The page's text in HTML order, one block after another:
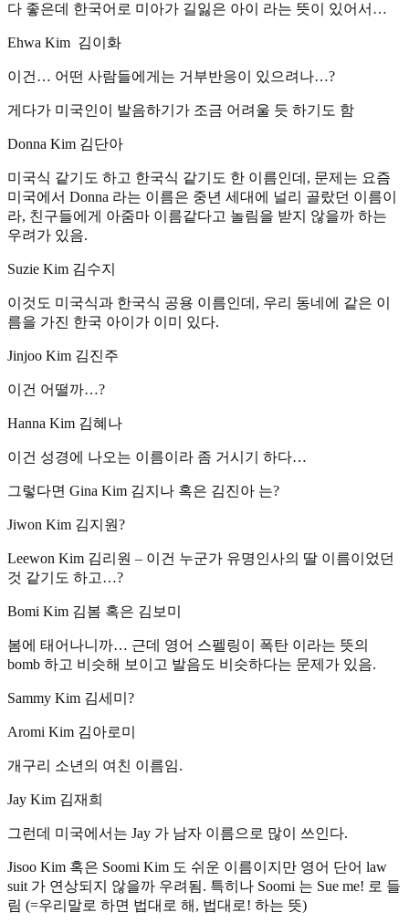
다 좋은데 한국어로 미아가 길잃은 아이 라는 뜻이 있어서…
Ehwa Kim 김이화
이건… 어떤 사람들에게는 거부반응이 있으려나…?
게다가 미국인이 발음하기가 조금 어려울 듯 하기도 함
Donna Kim 김단아
미국식 같기도 하고 한국식 같기도 한 이름인데, 문제는 요즘
미국에서 Donna 라는 이름은 중년 세대에 널리 골랐던 이름이
라, 친구들에게 아줌마 이름같다고 놀림을 받지 않을까 하는
우려가 있음.
Suzie Kim 김수지
이것도 미국식과 한국식 공용 이름인데, 우리 동네에 같은 이
름을 가진 한국 아이가 이미 있다.
Jinjoo Kim 김진주
이건 어떨까…?
Hanna Kim 김혜나
이건 성경에 나오는 이름이라 좀 거시기 하다…
그렇다면 Gina Kim 김지나 혹은 김진아 는?
Jiwon Kim 김지원?
Leewon Kim 김리원 – 이건 누군가 유명인사의 딸 이름이었던
것 같기도 하고…?
Bomi Kim 김봄 혹은 김보미
봄에 태어나니까… 근데 영어 스펠링이 폭탄 이라는 뜻의
bomb 하고 비슷해 보이고 발음도 비슷하다는 문제가 있음.
Sammy Kim 김세미?
Aromi Kim 김아로미
개구리 소년의 여친 이름임.
Jay Kim 김재희
그런데 미국에서는 Jay 가 남자 이름으로 많이 쓰인다.
Jisoo Kim 혹은 Soomi Kim 도 쉬운 이름이지만 영어 단어 law
suit 가 연상되지 않을까 우려됨. 특히나 Soomi 는 Sue me! 로 들
림 (=우리말로 하면 법대로 해, 법대로! 하는 뜻)